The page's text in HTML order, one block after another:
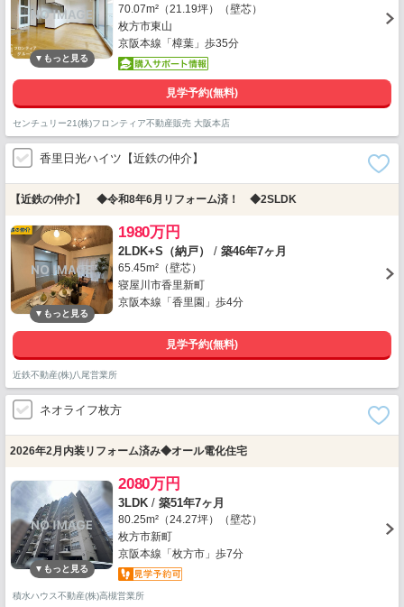
70.07m²（21.19坪）（壁芯）
枚方市東山
京阪本線「樟葉」歩35分
見学予約(無料)
センチュリー21(株)フロンティア不動産販売 大阪本店
香里日光ハイツ【近鉄の仲介】
【近鉄の仲介】 ◆令和8年6月リフォーム済！ ◆2SLDK
1980万円
2LDK+S（納戸） / 築46年7ヶ月
65.45m²（壁芯）
寝屋川市香里新町
京阪本線「香里園」歩4分
見学予約(無料)
近鉄不動産(株)八尾営業所
ネオライフ枚方
2026年2月内装リフォーム済み◆オール電化住宅
2080万円
3LDK / 築51年7ヶ月
80.25m²（24.27坪）（壁芯）
枚方市新町
京阪本線「枚方市」歩7分
積水ハウス不動産(株)高槻営業所